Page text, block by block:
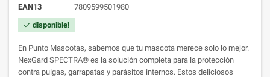
EAN13
7809599501980
check disponible!
En Punto Mascotas, sabemos que tu mascota merece solo lo mejor.
NexGard SPECTRA® es la solución completa para la protección
contra pulgas, garrapatas y parásitos internos. Estos deliciosos